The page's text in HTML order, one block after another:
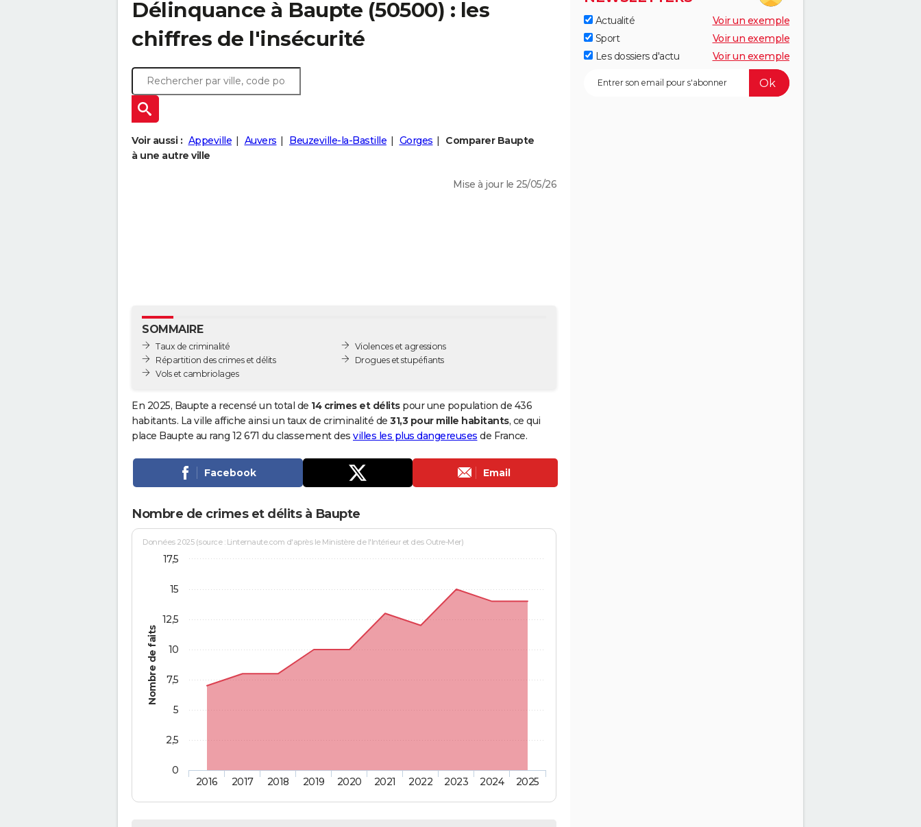
Délinquance à Baupte (50500) : les
chiffres de l'insécurité
Voir aussi : Appeville Auvers Beuzeville-la-Bastille Gorges
Comparer Baupte
à une autre ville
Mise à jour le 25/05/26
SOMMAIRE
Taux de criminalité
Répartition des crimes et délits
Vols et cambriolages
Violences et agressions
Drogues et stupéfiants
En 2025, Baupte a recensé un total de 14 crimes et délitspour une population de 436
habitants. La ville affiche ainsi un taux de criminalité de 31,3 pour mille habitants, ce qui
place Baupte au rang 12 671 du classement des villes les plus dangereuses de France.
Facebook Email
Nombre de crimes et délits à Baupte
Nombre de faits
Données 2025 (source : Linternaute.com d'après le Ministère de l'Intérieur et des Outre-Mer)
2016 2017 2018 2019 2020 2021 2022 2023 2024 2025
0
2,5
5
7,5
10
12,5
15
17,5
Actualité
Voir un exemple
Sport
Voir un exemple
Les dossiers d'actu
Voir un exemple